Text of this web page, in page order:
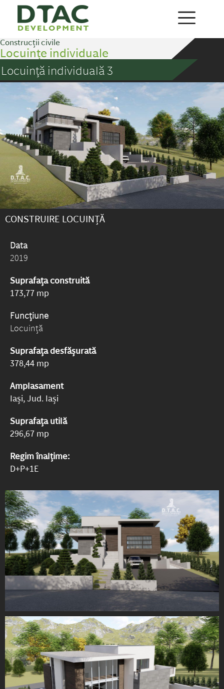
Construcții civile
Locuințe individuale
Locuință individuală 3
CONSTRUIRE LOCUINȚĂ
Data
2019
Suprafața construită
173,77 mp
Funcțiune
Locuință
Suprafața desfășurată
378,44 mp
Amplasament
Iași, Jud. Iași
Suprafața utilă
296,67 mp
Regim înalțime:
D+P+1E